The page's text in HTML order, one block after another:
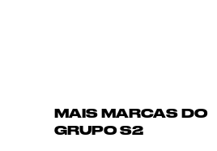
MAIS MARCAS DO
GRUPO S2